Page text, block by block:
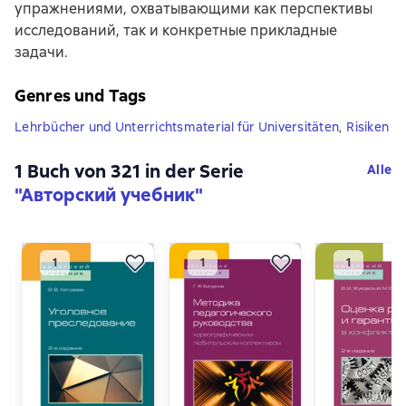
упражнениями, охватывающими как перспективы
исследований, так и конкретные прикладные
задачи.
Genres und Tags
Lehrbücher und Unterrichtsmaterial für Universitäten, Risiken
1 Buch von 321 in der Serie
"Авторский учебник"
Alle